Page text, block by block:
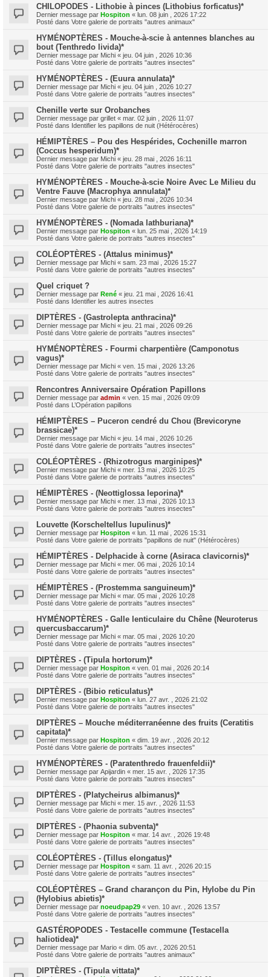
CHILOPODES - Lithobie à pinces (Lithobius forficatus)*
Dernier message par Hospiton « lun. 08 juin , 2026 17:22
Posté dans Votre galerie de portraits "autres animaux"
HYMÉNOPTÈRES - Mouche-à-scie à antennes blanches au
bout (Tenthredo livida)*
Dernier message par Michi « jeu. 04 juin , 2026 10:36
Posté dans Votre galerie de portraits "autres insectes"
HYMÉNOPTÈRES - (Euura annulata)*
Dernier message par Michi « jeu. 04 juin , 2026 10:27
Posté dans Votre galerie de portraits "autres insectes"
Chenille verte sur Orobanches
Dernier message par grillet « mar. 02 juin , 2026 11:07
Posté dans Identifier les papillons de nuit (Hétérocères)
HÉMIPTÈRES – Pou des Hespérides, Cochenille marron
(Coccus hesperidum)*
Dernier message par Michi « jeu. 28 mai , 2026 16:11
Posté dans Votre galerie de portraits "autres insectes"
HYMÉNOPTÈRES - Mouche-à-scie Noire Avec Le Milieu du
Ventre Fauve (Macrophya annulata)*
Dernier message par Michi « jeu. 28 mai , 2026 10:34
Posté dans Votre galerie de portraits "autres insectes"
HYMÉNOPTÈRES - (Nomada lathburiana)*
Dernier message par Hospiton « lun. 25 mai , 2026 14:19
Posté dans Votre galerie de portraits "autres insectes"
COLÉOPTÈRES - (Attalus minimus)*
Dernier message par Michi « sam. 23 mai , 2026 15:27
Posté dans Votre galerie de portraits "autres insectes"
Quel criquet ?
Dernier message par René « jeu. 21 mai , 2026 16:41
Posté dans Identifier les autres insectes
DIPTÈRES - (Gastrolepta anthracina)*
Dernier message par Michi « jeu. 21 mai , 2026 09:26
Posté dans Votre galerie de portraits "autres insectes"
HYMÉNOPTÈRES - Fourmi charpentière (Camponotus
vagus)*
Dernier message par Michi « ven. 15 mai , 2026 13:26
Posté dans Votre galerie de portraits "autres insectes"
Rencontres Anniversaire Opération Papillons
Dernier message par admin « ven. 15 mai , 2026 09:09
Posté dans L’Opération papillons
HÉMIPTÈRES – Puceron cendré du Chou (Brevicoryne
brassicae)*
Dernier message par Michi « jeu. 14 mai , 2026 10:26
Posté dans Votre galerie de portraits "autres insectes"
COLÉOPTÈRES - (Rhizotrogus marginipes)*
Dernier message par Michi « mer. 13 mai , 2026 10:25
Posté dans Votre galerie de portraits "autres insectes"
HÉMIPTÈRES - (Neottiglossa leporina)*
Dernier message par Michi « mer. 13 mai , 2026 10:13
Posté dans Votre galerie de portraits "autres insectes"
Louvette (Korscheltellus lupulinus)*
Dernier message par Hospiton « lun. 11 mai , 2026 15:31
Posté dans Votre galerie de portraits "papillons de nuit" (Hétérocères)
HÉMIPTÈRES - Delphacide à corne (Asiraca clavicornis)*
Dernier message par Michi « mer. 06 mai , 2026 10:14
Posté dans Votre galerie de portraits "autres insectes"
HÉMIPTÈRES - (Prostemma sanguineum)*
Dernier message par Michi « mar. 05 mai , 2026 10:28
Posté dans Votre galerie de portraits "autres insectes"
HYMÉNOPTÈRES - Galle lenticulaire du Chêne (Neuroterus
quercusbaccarum)*
Dernier message par Michi « mar. 05 mai , 2026 10:20
Posté dans Votre galerie de portraits "autres insectes"
DIPTÈRES - (Tipula hortorum)*
Dernier message par Hospiton « ven. 01 mai , 2026 20:14
Posté dans Votre galerie de portraits "autres insectes"
DIPTÈRES - (Bibio reticulatus)*
Dernier message par Hospiton « lun. 27 avr. , 2026 21:02
Posté dans Votre galerie de portraits "autres insectes"
DIPTÈRES – Mouche méditerranéenne des fruits (Ceratitis
capitata)*
Dernier message par Hospiton « dim. 19 avr. , 2026 20:12
Posté dans Votre galerie de portraits "autres insectes"
HYMÉNOPTÈRES - (Paratenthredo frauenfeldii)*
Dernier message par Apijardin « mer. 15 avr. , 2026 17:35
Posté dans Votre galerie de portraits "autres insectes"
DIPTÈRES - (Platycheirus albimanus)*
Dernier message par Michi « mer. 15 avr. , 2026 11:53
Posté dans Votre galerie de portraits "autres insectes"
DIPTÈRES - (Phaonia subventa)*
Dernier message par Hospiton « mar. 14 avr. , 2026 19:48
Posté dans Votre galerie de portraits "autres insectes"
COLÉOPTÈRES - (Tillus elongatus)*
Dernier message par Hospiton « sam. 11 avr. , 2026 20:15
Posté dans Votre galerie de portraits "autres insectes"
COLÉOPTÈRES – Grand charançon du Pin, Hylobe du Pin
(Hylobius abietis)*
Dernier message par noeudpap29 « ven. 10 avr. , 2026 13:57
Posté dans Votre galerie de portraits "autres insectes"
GASTÉROPODES - Testacelle commune (Testacella
haliotidea)*
Dernier message par Mario « dim. 05 avr. , 2026 20:51
Posté dans Votre galerie de portraits "autres animaux"
DIPTÈRES - (Tipula vittata)*